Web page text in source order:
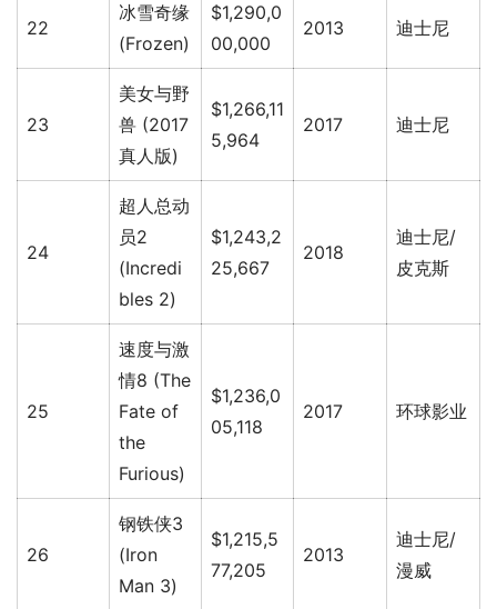
22
冰雪奇缘
(Frozen)
$1,290,0
00,000
2013 迪士尼
23
美女与野
兽 (2017
真人版)
$1,266,11
5,964
2017 迪士尼
24
超人总动
员2
(Incredi
bles 2)
$1,243,2
25,667
2018
迪士尼/
皮克斯
25
速度与激
情8 (The
Fate of
the
Furious)
$1,236,0
05,118
2017 环球影业
26
钢铁侠3
(Iron
Man 3)
$1,215,5
77,205
2013
迪士尼/
漫威